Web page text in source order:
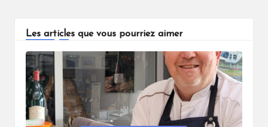
Les articles que vous pourriez aimer